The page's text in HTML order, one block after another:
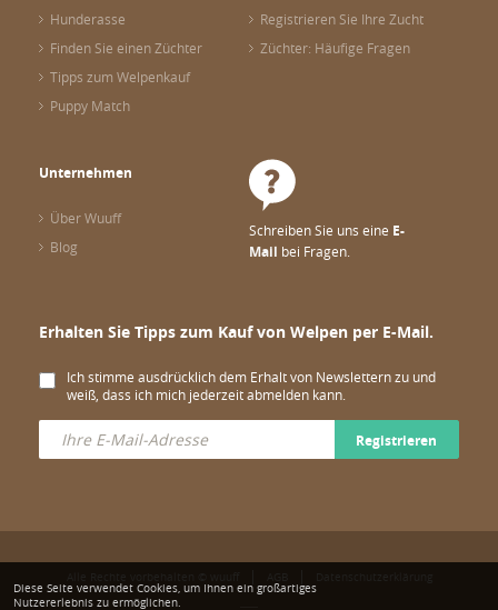
Hunderasse
Finden Sie einen Züchter
Tipps zum Welpenkauf
Puppy Match
Registrieren Sie Ihre Zucht
Züchter: Häufige Fragen
Unternehmen
Über Wuuff
Blog
Schreiben Sie uns eine E-
Mail bei Fragen.
Erhalten Sie Tipps zum Kauf von Welpen per E-Mail.
Ich stimme ausdrücklich dem Erhalt von Newslettern zu und
weiß, dass ich mich jederzeit abmelden kann.
Registrieren
Diese Seite verwendet Cookies, um Ihnen ein großartiges
Nutzererlebnis zu ermöglichen.